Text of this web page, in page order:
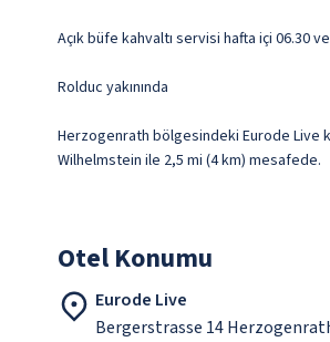
Açık büfe kahvaltı servisi hafta içi 06.30
Rolduc yakınında
Herzogenrath bölgesindeki Eurode Live
Wilhelmstein ile 2,5 mi (4 km) mesafede.
Otel Konumu
Eurode Live
Bergerstrasse 14